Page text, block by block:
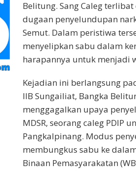
Belitung. Sang Caleg
dugaan penyelundupan
Semut. Dalam peristiwa
menyelipkan sabu dalam
harapannya untuk menjadi
Kejadian ini berlangsung
IIB Sungailiat, Bangka
menggagalkan upaya
MDSR, seorang caleg PDIP
Pangkalpinang. Modus
membungkus sabu ke
Binaan Pemasyarakatan